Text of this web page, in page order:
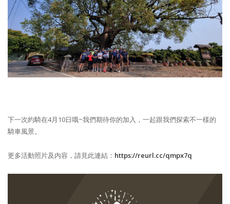
下一次約騎在4月10日哦~我們期待你的加入，一起跟我們探索不一樣的
騎車風景。
更多活動照片及内容，請見此連結： https://reurl.cc/qmpx7q